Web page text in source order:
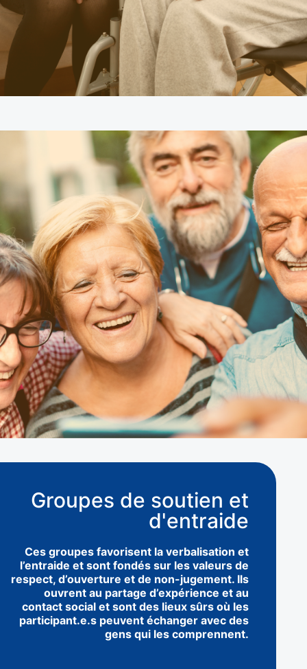
Groupes de soutien et
d'entraide
Ces groupes favorisent la verbalisation et
l’entraide et sont fondés sur les valeurs de
respect, d’ouverture et de non-jugement. Ils
ouvrent au partage d’expérience et au
contact social et sont des lieux sûrs où les
participant.e.s peuvent échanger avec des
gens qui les comprennent.